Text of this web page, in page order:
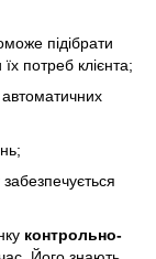
підібрати
потреб клієнта;
забезпечується
контрольно-